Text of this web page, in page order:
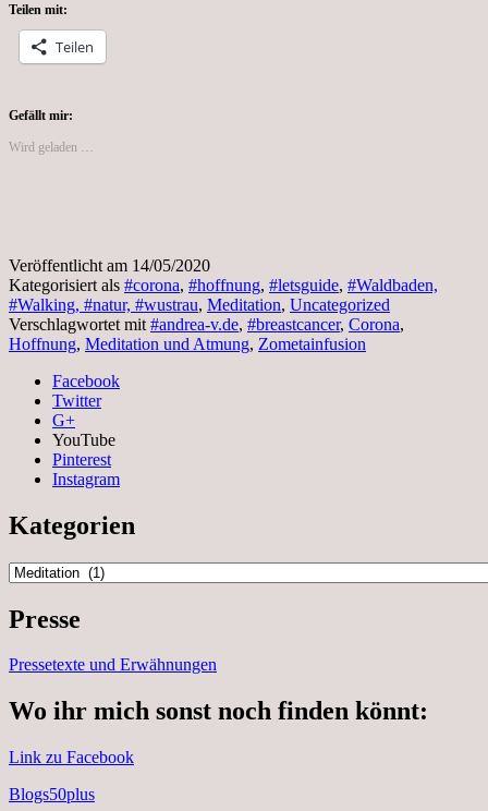
Teilen mit:
Teilen
Gefällt mir:
Wird geladen …
Veröffentlicht am 14/05/2020
Kategorisiert als #corona, #hoffnung, #letsguide, #Waldbaden,
#Walking, #natur, #wustrau, Meditation, Uncategorized
Verschlagwortet mit #andrea-v.de, #breastcancer, Corona,
Hoffnung, Meditation und Atmung, Zometainfusion
Facebook
Twitter
G+
YouTube
Pinterest
Instagram
Kategorien
Kategorien
Presse
Pressetexte und Erwähnungen
Wo ihr mich sonst noch finden könnt:
Link zu Facebook
Blogs50plus